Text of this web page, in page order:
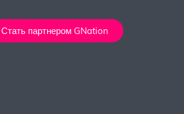
Стать партнером GNation